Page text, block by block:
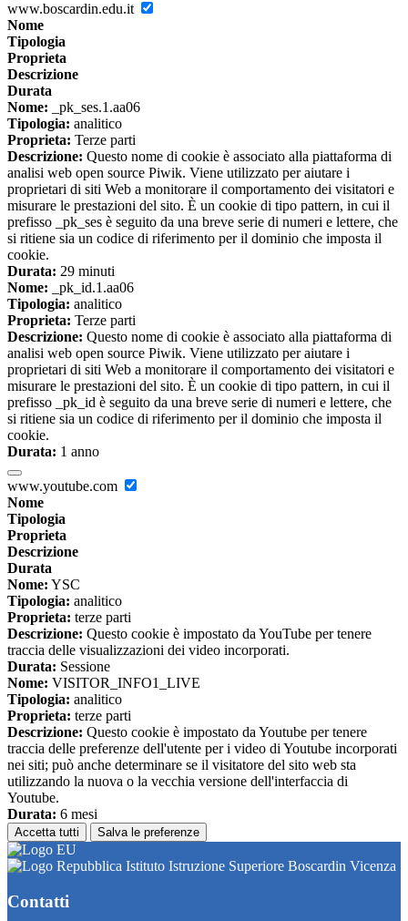
www.boscardin.edu.it
Nome
Tipologia
Proprieta
Descrizione
Durata
Nome: _pk_ses.1.aa06
Tipologia: analitico
Proprieta: Terze parti
Descrizione: Questo nome di cookie è associato alla piattaforma di
analisi web open source Piwik. Viene utilizzato per aiutare i
proprietari di siti Web a monitorare il comportamento dei visitatori e
misurare le prestazioni del sito. È un cookie di tipo pattern, in cui il
prefisso _pk_ses è seguito da una breve serie di numeri e lettere, che
si ritiene sia un codice di riferimento per il dominio che imposta il
cookie.
Durata: 29 minuti
Nome: _pk_id.1.aa06
Tipologia: analitico
Proprieta: Terze parti
Descrizione: Questo nome di cookie è associato alla piattaforma di
analisi web open source Piwik. Viene utilizzato per aiutare i
proprietari di siti Web a monitorare il comportamento dei visitatori e
misurare le prestazioni del sito. È un cookie di tipo pattern, in cui il
prefisso _pk_id è seguito da una breve serie di numeri e lettere, che
si ritiene sia un codice di riferimento per il dominio che imposta il
cookie.
Durata: 1 anno
www.youtube.com
Nome
Tipologia
Proprieta
Descrizione
Durata
Nome: YSC
Tipologia: analitico
Proprieta: terze parti
Descrizione: Questo cookie è impostato da YouTube per tenere
traccia delle visualizzazioni dei video incorporati.
Durata: Sessione
Nome: VISITOR_INFO1_LIVE
Tipologia: analitico
Proprieta: terze parti
Descrizione: Questo cookie è impostato da Youtube per tenere
traccia delle preferenze dell'utente per i video di Youtube incorporati
nei siti; può anche determinare se il visitatore del sito web sta
utilizzando la nuova o la vecchia versione dell'interfaccia di
Youtube.
Durata: 6 mesi
Accetta tutti Salva le preferenze
Istituto Istruzione Superiore Boscardin Vicenza
Contatti